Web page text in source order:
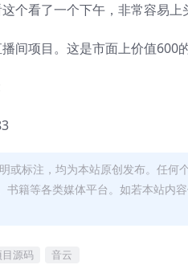
个看了一个下午，非常容易上
间项目。这是市面上价值600
或标注，均为本站原创发布。任何
书籍等各类媒体平台。如若本站内
源码 音云